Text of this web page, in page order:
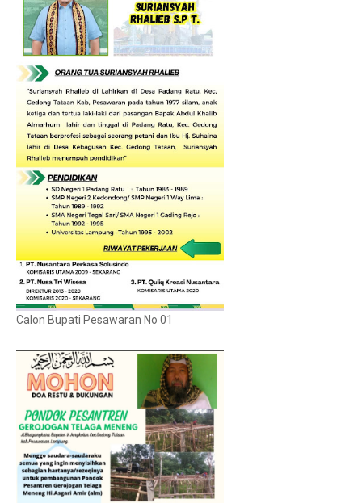
Calon Bupati Pesawaran No 01